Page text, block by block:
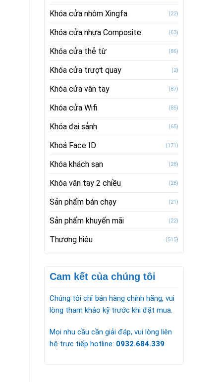
Khóa cửa nhôm Xingfa (22)
Khóa cửa nhựa Composite (63)
Khóa cửa thẻ từ (86)
Khóa cửa trượt quay (2)
Khóa cửa vân tay (87)
Khóa cửa Wifi (85)
Khóa đại sảnh (65)
Khoá Face ID (171)
Khóa khách sạn (28)
Khóa vân tay 2 chiều (28)
Sản phẩm bán chạy (21)
Sản phẩm khuyến mãi (22)
Thương hiệu (515)
Cam kết của chúng tôi
Chúng tôi chỉ bán hàng chính hãng, vui
lòng tham khảo kỹ trước khi đặt mua.
Mọi nhu cầu cần giải đáp, vui lòng liên
hệ trực tiếp hotline: 0932.684.339